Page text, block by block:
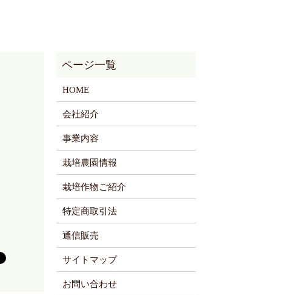
HOME
会社紹介
事業内容
栽培農園情報
栽培作物ご紹介
特定商取引法
通信販売
サイトマップ
お問い合わせ